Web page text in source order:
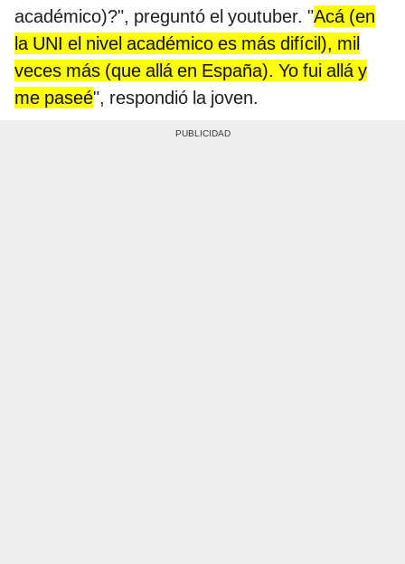
académico)?", preguntó el youtuber. "Acá (en
la UNI el nivel académico es más difícil), mil
veces más (que allá en España). Yo fui allá y
me paseé", respondió la joven.